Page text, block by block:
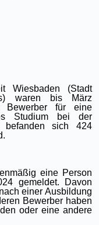
Wiesbaden (Stadt
waren bis März
Bewerber für eine
Studium bei der
befanden sich 424
eine Person
gemeldet. Davon
einer Ausbildung
Bewerber haben
oder eine andere